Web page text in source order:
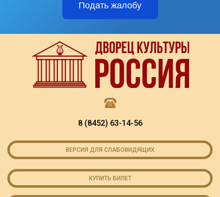
Подать жалобу
8 (8452) 63-14-56
ВЕРСИЯ ДЛЯ СЛАБОВИДЯЩИХ
КУПИТЬ БИЛЕТ